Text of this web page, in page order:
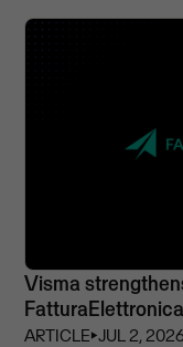
Visma
ARTICLE⏵JUL 2, 2026